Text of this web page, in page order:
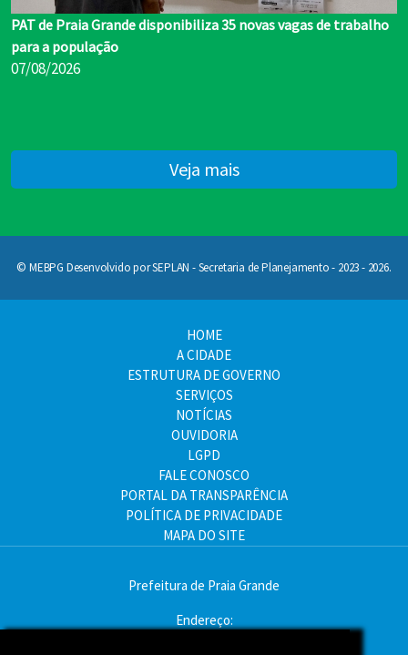
PAT de Praia Grande disponibiliza 35 novas vagas de trabalho
para a população
07/08/2026
Veja mais
© MEBPG Desenvolvido por SEPLAN - Secretaria de Planejamento - 2023 - 2026.
HOME
A CIDADE
ESTRUTURA DE GOVERNO
SERVIÇOS
NOTÍCIAS
OUVIDORIA
LGPD
FALE CONOSCO
PORTAL DA TRANSPARÊNCIA
POLÍTICA DE PRIVACIDADE
MAPA DO SITE
Prefeitura de Praia Grande
Endereço: